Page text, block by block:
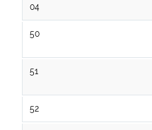
04
50
51
52